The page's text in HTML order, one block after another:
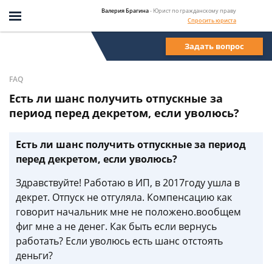
Валерия Брагина- Юрист по гражданскому праву
Спросить юриста
Задать вопрос
FAQ
Есть ли шанс получить отпускные за
период перед декретом, если уволюсь?
Есть ли шанс получить отпускные за период
перед декретом, если уволюсь?
Здравствуйте! Работаю в ИП, в 2017году ушла в
декрет. Отпуск не отгуляла. Компенсацию как
говорит начальник мне не положено.вообщем
фиг мне а не денег. Как быть если вернусь
работать? Если уволюсь есть шанс отстоять
деньги?